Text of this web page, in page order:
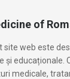
of
site web este
și educaționale.
medicale,